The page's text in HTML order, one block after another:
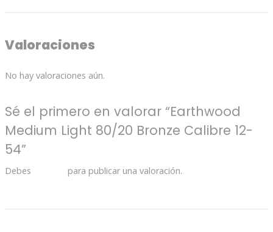
Valoraciones
No hay valoraciones aún.
Sé el primero en valorar “Earthwood
Medium Light 80/20 Bronze Calibre 12-
54”
Debes para publicar una valoración.